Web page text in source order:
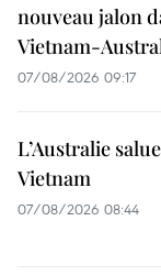
nouveau jalon
Vietnam-
07/08/2026 09:17
L’Australie
Vietnam
07/08/2026 08:44